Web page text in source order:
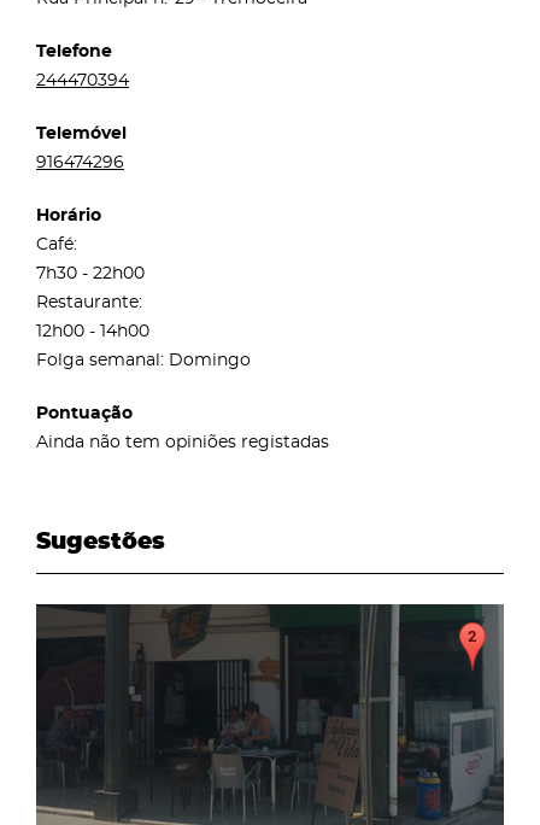
Telefone
244470394
Telemóvel
916474296
Horário
Café:
7h30 - 22h00
Restaurante:
12h00 - 14h00
Folga semanal: Domingo
Pontuação
Ainda não tem opiniões registadas
Sugestões
page